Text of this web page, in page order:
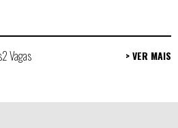
2 Vagas > VER MAIS